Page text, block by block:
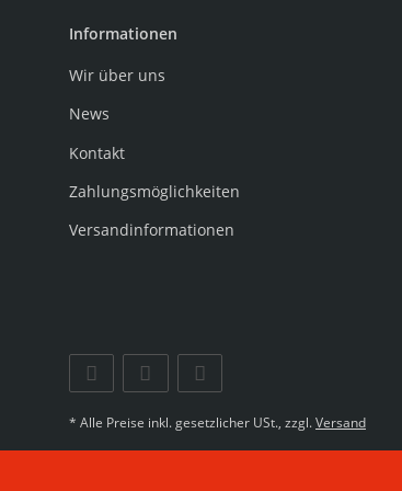
Informationen
Wir über uns
News
Kontakt
Zahlungsmöglichkeiten
Versandinformationen
* Alle Preise inkl. gesetzlicher USt., zzgl.Versand